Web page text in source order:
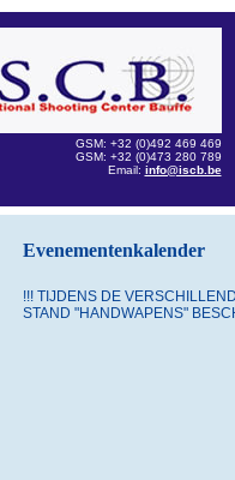
GSM: +32 (0)492 469 469
GSM: +32 (0)473 280 789
Email: info@iscb.be
Evenementenkalender
!!! TIJDENS DE
STAND "HANDWAPENS"